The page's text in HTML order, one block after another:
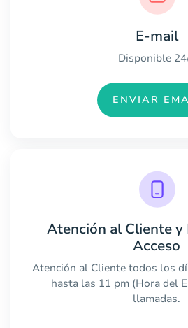
E-mail
Disponible
ENVIAR
Atención al Cliente y
Acceso
Atención al Cliente todos los
hasta las 11 pm (Hora del
llamadas.